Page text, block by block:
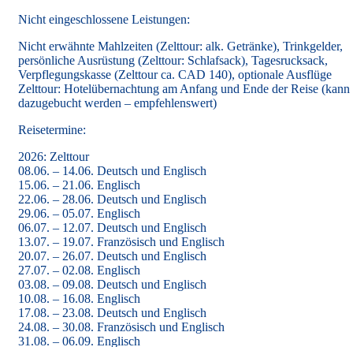
Nicht eingeschlossene Leistungen:
Nicht erwähnte Mahlzeiten (Zelttour: alk. Getränke), Trinkgelder,
persönliche Ausrüstung (Zelttour: Schlafsack), Tagesrucksack,
Verpflegungskasse (Zelttour ca. CAD 140), optionale Ausflüge
Zelttour: Hotelübernachtung am Anfang und Ende der Reise (kann
dazugebucht werden – empfehlenswert)
Reisetermine:
2026: Zelttour
08.06. – 14.06. Deutsch und Englisch
15.06. – 21.06. Englisch
22.06. – 28.06. Deutsch und Englisch
29.06. – 05.07. Englisch
06.07. – 12.07. Deutsch und Englisch
13.07. – 19.07. Französisch und Englisch
20.07. – 26.07. Deutsch und Englisch
27.07. – 02.08. Englisch
03.08. – 09.08. Deutsch und Englisch
10.08. – 16.08. Englisch
17.08. – 23.08. Deutsch und Englisch
24.08. – 30.08. Französisch und Englisch
31.08. – 06.09. Englisch